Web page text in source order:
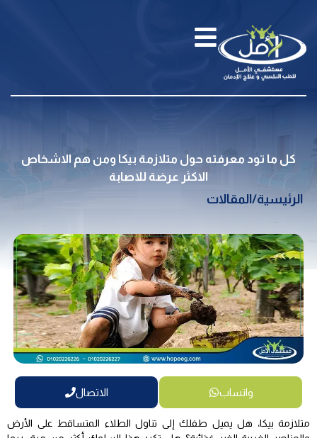
كل ما تود معرفته حول متلازمة بيكا ومن هم الاشخاص
الاكثر عرضة للاصابة
الرئيسية/المقالات
واتساب الاتصال
متلازمة بيكا، هل يميل طفلك إلى تناول الطلاء المتساقط على الأرض